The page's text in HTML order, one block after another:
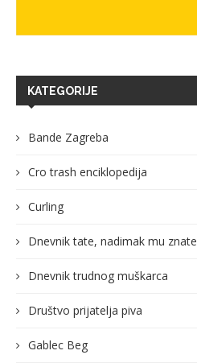
KATEGORIJE
Bande Zagreba
Cro trash enciklopedija
Curling
Dnevnik tate, nadimak mu znate
Dnevnik trudnog muškarca
Društvo prijatelja piva
Gablec Beg